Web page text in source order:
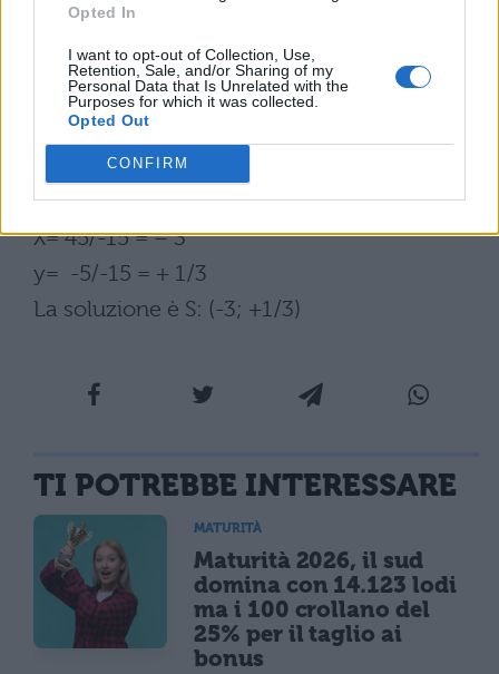
Opted In
I want to opt-out of Collection, Use,
Retention, Sale, and/or Sharing of my
Personal Data that Is Unrelated with the
Purposes for which it was collected.
Opted Out
CONFIRM
|1; +6y = 1
Per calcolare la Δ si usa il metodo
precedentemente analizzato, esempio:
Δ = |-2; -3 |1; 6= -|2 –3 = -15
Δx = |7; 3 |-1; 6 = 42 +3= 45
Δy = |-2; 7 |1; -1 = +2 –7 = -5
X= 45/-15 = – 3
y= -5/-15 = + 1/3
La soluzione è S: (-3; +1/3)
TI POTREBBE INTERESSARE
MATURITÀ
Maturità 2026, il sud
domina con 14.123 lodi
ma i 100 crollano del
25% per il taglio ai
bonus